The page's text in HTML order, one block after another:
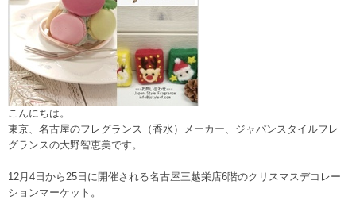
こんにちは。
東京、名古屋のフレグランス（香水）メーカー、ジャパンスタイルフレ
グランスの大野智恵美です。
12月4日から25日に開催される名古屋三越栄店6階のクリスマスデコレー
ションマーケット。